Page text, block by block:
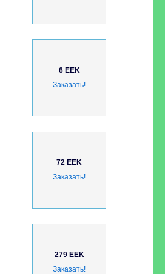
6 EEK
Заказать!
72 EEK
Заказать!
279 EEK
Заказать!